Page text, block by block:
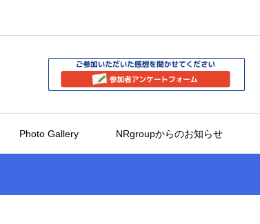
Photo Gallery NRgroupからのお知らせ